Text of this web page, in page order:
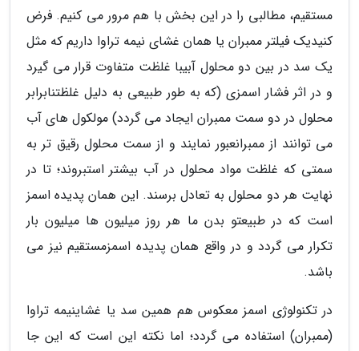
مستقیم، مطالبی را در این بخش با هم مرور می کنیم. فرض
کنیدیک فیلتر ممبران یا همان غشای نیمه تراوا داریم که مثل
یک سد در بین دو محلول آبیبا غلظت متفاوت قرار می گیرد
و در اثر فشار اسمزی (که به طور طبیعی به دلیل غلظتنابرابر
محلول در دو سمت ممبران ایجاد می گردد) مولکول های آب
می توانند از ممبرانعبور نمایند و از سمت محلول رقیق تر به
سمتی که غلظت مواد محلول در آب بیشتر استبروند؛ تا در
نهایت هر دو محلول به تعادل برسند. این همان پدیده اسمز
است که در طبیعتو بدن ما هر روز میلیون ها میلیون بار
تکرار می گردد و در واقع همان پدیده اسمزمستقیم نیز می
باشد.
در تکنولوژی اسمز معکوس هم همین سد یا غشاینیمه تراوا
(ممبران) استفاده می گردد؛ اما نکته این است که این جا